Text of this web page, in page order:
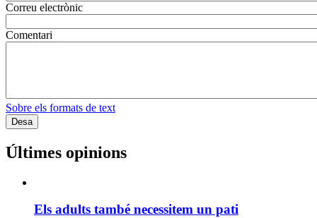
Correu electrònic
Comentari
Sobre els formats de text
Últimes opinions
Els adults també necessitem un pati